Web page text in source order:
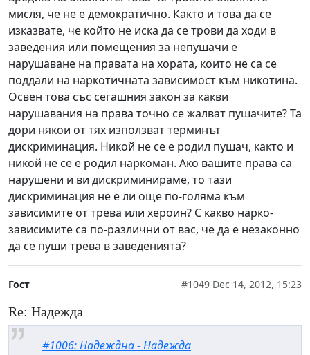
мисля, че не е демократично. Както и това да се
изказвате, че който не иска да се трови да ходи в
заведения или помещения за непушачи е
нарушаване на правата на хората, които не са се
поддали на наркотичната зависимост към никотина.
Освен това със сегашния закон за какви
нарушавания на права точно се жалват пушачите? Та
дори някои от тях използват терминът
дискриминация. Никой не се е родил пушач, както и
никой не се е родил наркоман. Ако вашите права са
нарушени и ви дискриминираме, то тази
дискриминация не е ли още по-голяма към
зависимите от трева или хероин? С какво нарко-
зависимите са по-различни от вас, че да е незаконно
да се пуши трева в заведенията?
Гост #1049 Dec 14, 2012, 15:23
Re: Надежда
#1006: Надеждна - Надежда